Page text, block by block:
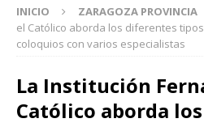
INICIO ZARAGOZA PROVINCIA
el Católico aborda los diferentes
coloquios con varios especialistas
La Institución
Católico aborda